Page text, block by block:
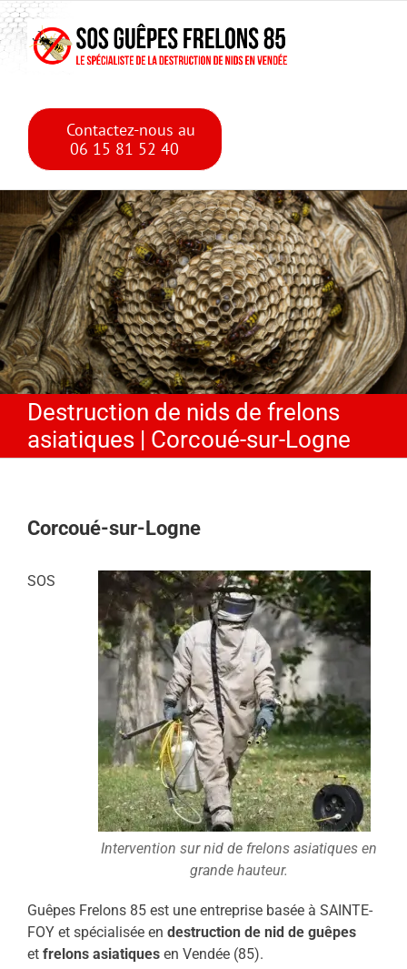
Skip to main content
Skip
to
content
Contactez-nous au
06 15 81 52 40
Destruction de nids de frelons
asiatiques | Corcoué-sur-Logne
Corcoué-sur-Logne
Intervention sur nid de frelons asiatiques en
grande hauteur.
SOS
Guêpes Frelons 85 est une entreprise basée à SAINTE-
FOY et spécialisée en destruction de nid de guêpes
et frelons asiatiquesen Vendée (85).